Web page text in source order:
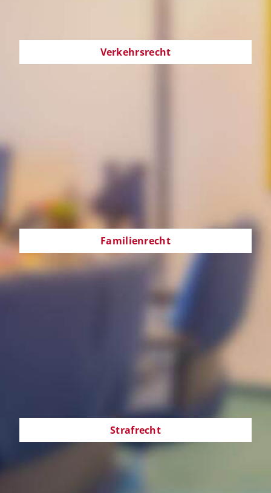
Verkehrsrecht
Familienrecht
Strafrecht